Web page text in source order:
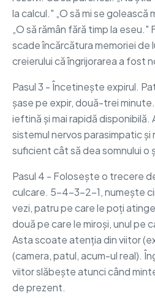
la calcul." „O să mi se
„O să rămân fără timp la
scade încărcătura memoriei de
creierului că îngrijorarea a fost
Pasul 3 - Încetinește expirul.
șase pe expir, două-trei
ieftină și mai rapidă
sistemul nervos parasimpatic
suficient cât să dea somnului o
Pasul 4 - Folosește o trecere
culcare. 5-4-3-2-1, numește
vezi, patru pe care le poți
două pe care le miroși, unul pe
Asta scoate atenția din viitor
(camera, patul, acum-ul real).
viitor slăbește atunci când
de prezent.